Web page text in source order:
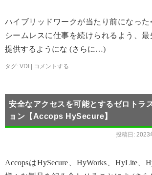
ハイブリッドワークが当たり前になっ
シームレスに仕事を続けられるよう、
提供するようにな (さらに…)
タグ: VDI コメントする
安全なアクセスを可能とするゼロトラ
ョン【Accops HySecure】
投稿日: 2023
AccopsはHySecure、HyWorks、HyLite、